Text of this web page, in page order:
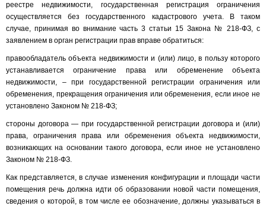
реестре недвижимости, государственная регистрация ограничения
осуществляется без государственного кадастрового учета. В таком
случае, принимая во внимание часть 3 статьи 15 Закона № 218-ФЗ, с
заявлением в орган регистрации прав вправе обратиться:
правообладатель объекта недвижимости и (или) лицо, в пользу которого
устанавливается ограничение права или обременение объекта
недвижимости, – при государственной регистрации ограничения или
обременения, прекращения ограничения или обременения, если иное не
установлено Законом № 218-ФЗ;
стороны договора — при государственной регистрации договора и (или)
права, ограничения права или обременения объекта недвижимости,
возникающих на основании такого договора, если иное не установлено
Законом № 218-ФЗ.
Как представляется, в случае изменения конфигурации и площади части
помещения речь должна идти об образовании новой части помещения,
сведения о которой, в том числе ее обозначение, должны указываться в